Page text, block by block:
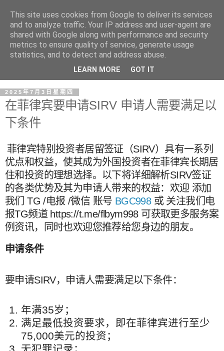
2025年7月3日星期四
在菲律宾要申请SIRV 申请人需要满足以
下条件
菲律宾特别投资者居留签证（SIRV）具有一系列
优点和权益，使其成为外国投资者在菲律宾长期居
住和投资的理想选择。以下将详细解析SIRV签证
的各类优势及其为申请人带来的权益：欢迎 添加
我们 TG /电报 /微信 账号 BGC998或 关注我们电
报TG频道 https://t.me/flbym998 可获取更多服务案
例资讯，同时也欢迎您推荐给您身边的朋友。
申请条件
要申请SIRV，申请人需要满足以下条件：
年满35岁；
满足最低投资要求，即在菲律宾进行至少
75,000美元的投资；
This site uses cookies from Google to deliver its services
and to analyze traffic. Your IP address and user-agent are
shared with Google along with performance and security
metrics to ensure quality of service, generate usage
statistics, and to detect and address abuse.
LEARN MORE GOT IT